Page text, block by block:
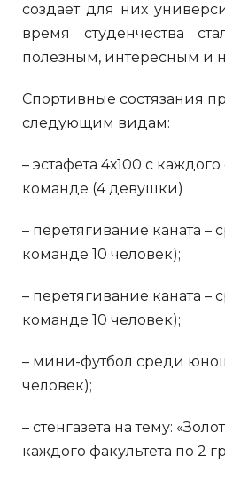
создает для них
время студенчества
полезным, интересным и
Спортивные состязания
следующим видам:
– эстафета 4х100 с каждого
команде (4 девушки)
– перетягивание каната –
команде 10 человек);
– перетягивание каната
команде 10 человек);
– мини-футбол среди
человек);
– стенгазета на тему:
каждого факультета по 2